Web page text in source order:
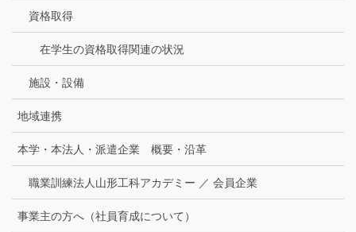
資格取得
在学生の資格取得関連の状況
施設・設備
地域連携
本学・本法人・派遣企業 概要・沿革
職業訓練法人山形工科アカデミー ／ 会員企業
事業主の方へ（社員育成について）